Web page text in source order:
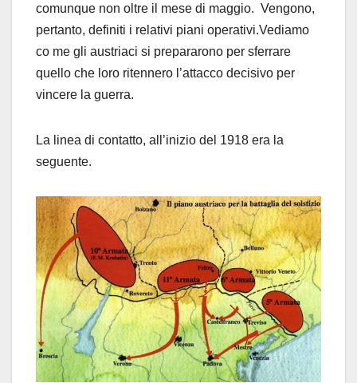
comunque non oltre il mese di maggio. Vengono,
pertanto, definiti i relativi piani operativi.Vediamo
co me gli austriaci si prepararono per sferrare
quello che loro ritennero l’attacco decisivo per
vincere la guerra.
La linea di contatto, all’inizio del 1918 era la
seguente.